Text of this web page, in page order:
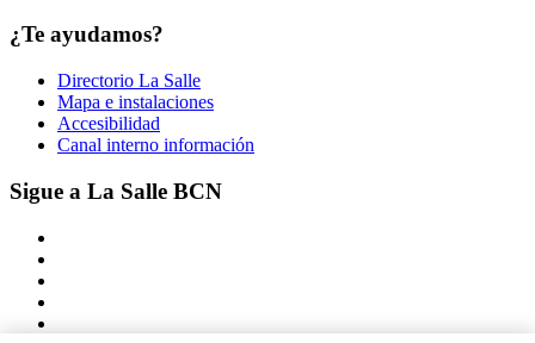
¿Te ayudamos?
Directorio La Salle
Mapa e instalaciones
Accesibilidad
Canal interno información
Sigue a La Salle BCN